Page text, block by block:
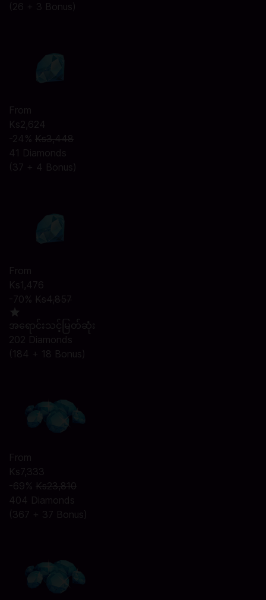
(26 + 3 Bonus)
From
Ks2,624
-24% Ks3,448
41 Diamonds
(37 + 4 Bonus)
From
Ks1,476
-70% Ks4,857
အရောင်းသင့်မြတ်ဆုံး
202 Diamonds
(184 + 18 Bonus)
From
Ks7,333
-69% Ks23,810
404 Diamonds
(367 + 37 Bonus)